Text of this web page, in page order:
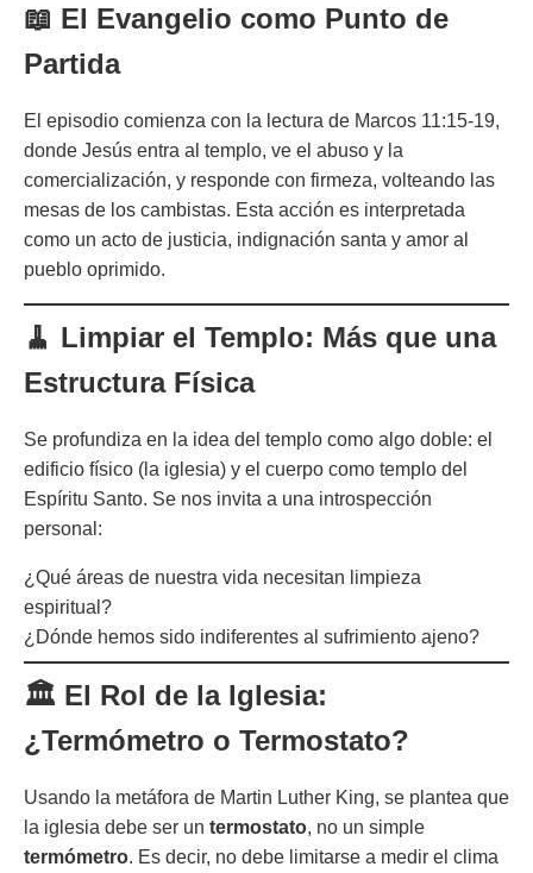
📖 El Evangelio como Punto de
Partida
El episodio comienza con la lectura de Marcos 11:15-19,
donde Jesús entra al templo, ve el abuso y la
comercialización, y responde con firmeza, volteando las
mesas de los cambistas. Esta acción es interpretada
como un acto de justicia, indignación santa y amor al
pueblo oprimido.
🧹 Limpiar el Templo: Más que una
Estructura Física
Se profundiza en la idea del templo como algo doble: el
edificio físico (la iglesia) y el cuerpo como templo del
Espíritu Santo. Se nos invita a una introspección
personal:
¿Qué áreas de nuestra vida necesitan limpieza
espiritual?
¿Dónde hemos sido indiferentes al sufrimiento ajeno?
🏛️ El Rol de la Iglesia:
¿Termómetro o Termostato?
Usando la metáfora de Martin Luther King, se plantea que
la iglesia debe ser un termostato, no un simple
termómetro. Es decir, no debe limitarse a medir el clima